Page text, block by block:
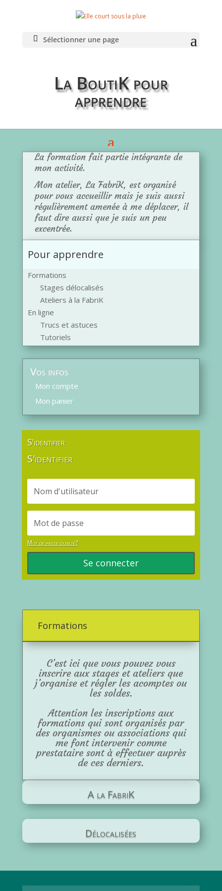
Sélectionner une page
La BoutiK pour
apprendre
La formation fait partie intégrante de
mon activité.
Mon atelier, La FabriK, est organisé
pour vous accueillir mais je suis aussi
régulièrement amenée à me déplacer, il
faut dire aussi que je suis un peu
excentrée.
Pour apprendre
Formations
Stages délocalisés
Ateliers à la FabriK
En ligne
Trucs et astuces
Tutoriels
Vos infos
Mon compte
Mon panier
S'identifier
S'identifier
Mot de passe oublié?
Se connecter
Formations
C’est ici que vous pouvez vous
inscrire aux stages et ateliers que
j’organise et régler les acomptes ou
les soldes.
Attention les inscriptions aux
formations qui sont organisés par
des organismes ou associations qui
me font intervenir comme
prestataire sont à effectuer auprès
de ces derniers.
A la FabriK
Délocalisées